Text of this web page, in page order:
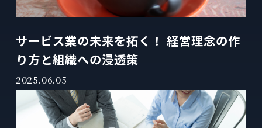
サービス業の未来を拓く！ 経営理念の作
り方と組織への浸透策
2025.06.05